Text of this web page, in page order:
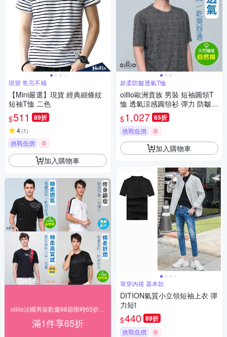
現貨 售完不補
【Mini嚴選】現貨 經典細條紋
短袖T恤 二色
$511 89折
4(1)
挑戰低價 券
加入購物車
滿1件享65折
超柔防皺透氣T恤
oillio歐洲貴族 男裝 短袖圓領T
恤 透氣涼感圓領衫 彈力 防皺
天絲棉 灰色 法國品牌
$1,027 65折
挑戰低價 券
加入購物車
單穿內搭 基本款
DITION氣質小立領短袖上衣 彈
力短t
$440 89折
挑戰低價 券